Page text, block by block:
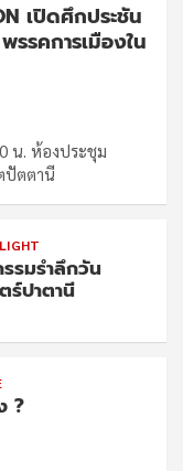
เปิดศึกประชัน
รคการเมืองใน
น. ห้องประชุม
ปัตตานี
รมรำลึกวัน
ร์ปาตานี
?